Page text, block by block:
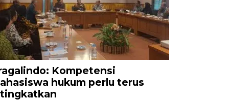
Kompetensi
hukum perlu terus